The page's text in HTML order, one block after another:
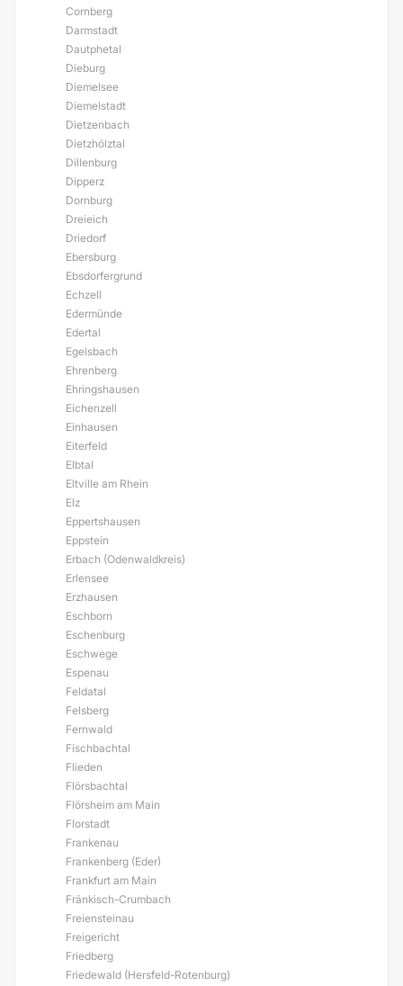
Cornberg
Darmstadt
Dautphetal
Dieburg
Diemelsee
Diemelstadt
Dietzenbach
Dietzhölztal
Dillenburg
Dipperz
Dornburg
Dreieich
Driedorf
Ebersburg
Ebsdorfergrund
Echzell
Edermünde
Edertal
Egelsbach
Ehrenberg
Ehringshausen
Eichenzell
Einhausen
Eiterfeld
Elbtal
Eltville am Rhein
Elz
Eppertshausen
Eppstein
Erbach (Odenwaldkreis)
Erlensee
Erzhausen
Eschborn
Eschenburg
Eschwege
Espenau
Feldatal
Felsberg
Fernwald
Fischbachtal
Flieden
Flörsbachtal
Flörsheim am Main
Florstadt
Frankenau
Frankenberg (Eder)
Frankfurt am Main
Fränkisch-Crumbach
Freiensteinau
Freigericht
Friedberg
Friedewald (Hersfeld-Rotenburg)